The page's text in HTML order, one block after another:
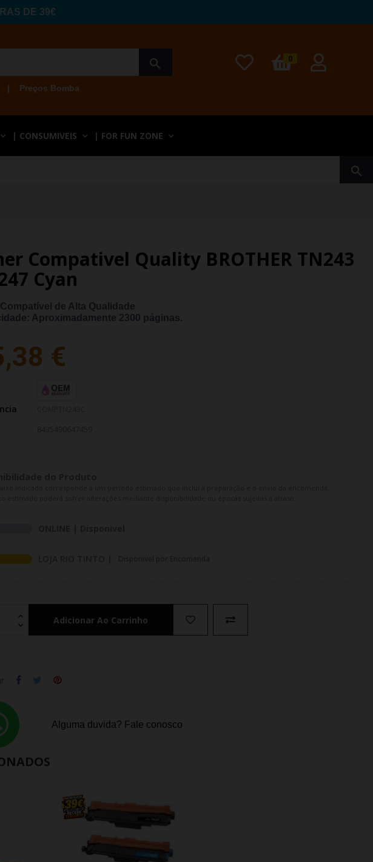
DE 39€
search 0
| Preços Bomba
| CONSUMIVEIS | FOR FUN ZONE
search
Compativel Quality BROTHER TN243
Cyan
Compatível de Alta Qualidade
Aproximadamente 2300 páginas.
€
Adicionar Ao Carrinho
Alguma duvida? Fale conosco